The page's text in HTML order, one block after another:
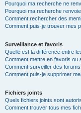
Pourquoi ma recherche ne
Pourquoi ma recherche
Comment rechercher des
Comment puis-je trouver mes
Surveillance et favoris
Quelle est la différence entre
Comment mettre en favoris ou
Comment surveiller des
Comment puis-je supprimer
Fichiers joints
Quels fichiers joints sont
Comment trouver tous mes